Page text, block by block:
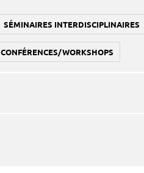
SÉMINAIRES INTERDISCIPLINAIRES
CONFÉRENCES/WORKSHOPS